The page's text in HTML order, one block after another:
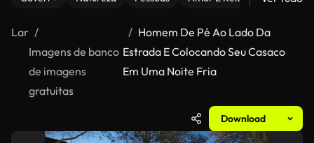
Lar
Imagens de banco
de imagens
gratuitas
Homem De Pé Ao Lado Da
Estrada E Colocando Seu Casaco
Em Uma Noite Fria
Download